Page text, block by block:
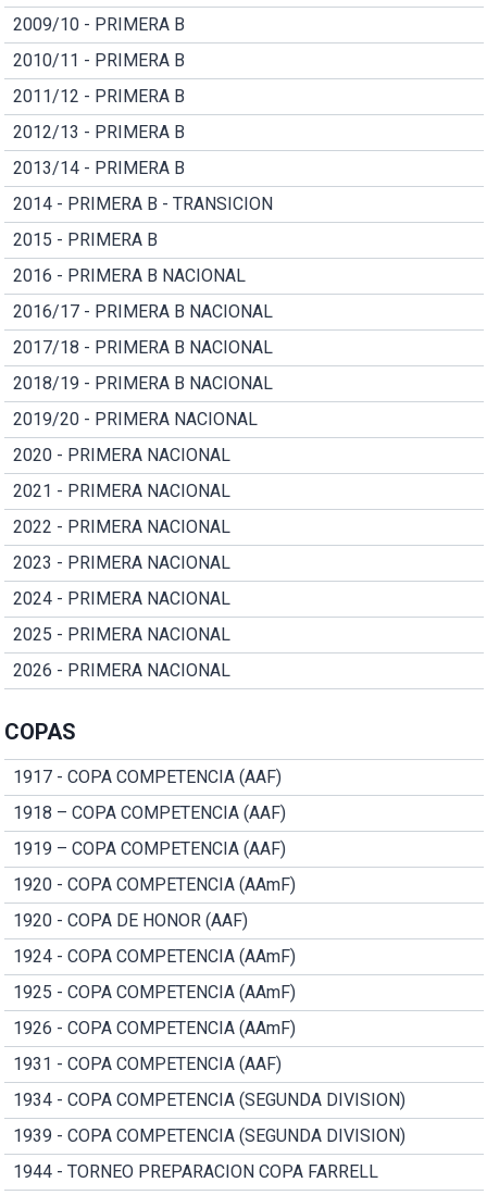
2009/10 - PRIMERA B
2010/11 - PRIMERA B
2011/12 - PRIMERA B
2012/13 - PRIMERA B
2013/14 - PRIMERA B
2014 - PRIMERA B - TRANSICION
2015 - PRIMERA B
2016 - PRIMERA B NACIONAL
2016/17 - PRIMERA B NACIONAL
2017/18 - PRIMERA B NACIONAL
2018/19 - PRIMERA B NACIONAL
2019/20 - PRIMERA NACIONAL
2020 - PRIMERA NACIONAL
2021 - PRIMERA NACIONAL
2022 - PRIMERA NACIONAL
2023 - PRIMERA NACIONAL
2024 - PRIMERA NACIONAL
2025 - PRIMERA NACIONAL
2026 - PRIMERA NACIONAL
COPAS
1917 - COPA COMPETENCIA (AAF)
1918 – COPA COMPETENCIA (AAF)
1919 – COPA COMPETENCIA (AAF)
1920 - COPA COMPETENCIA (AAmF)
1920 - COPA DE HONOR (AAF)
1924 - COPA COMPETENCIA (AAmF)
1925 - COPA COMPETENCIA (AAmF)
1926 - COPA COMPETENCIA (AAmF)
1931 - COPA COMPETENCIA (AAF)
1934 - COPA COMPETENCIA (SEGUNDA DIVISION)
1939 - COPA COMPETENCIA (SEGUNDA DIVISION)
1944 - TORNEO PREPARACION COPA FARRELL